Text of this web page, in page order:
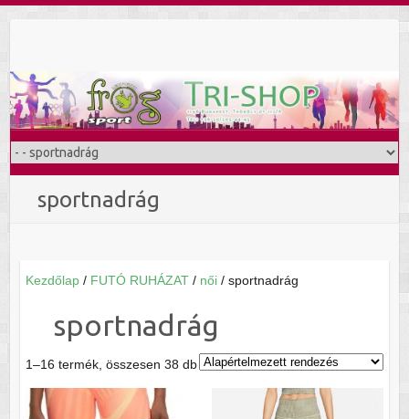
sportnadrág
Kezdőlap/ FUTÓ RUHÁZAT/ női/ sportnadrág
sportnadrág
1–16 termék, összesen 38 db